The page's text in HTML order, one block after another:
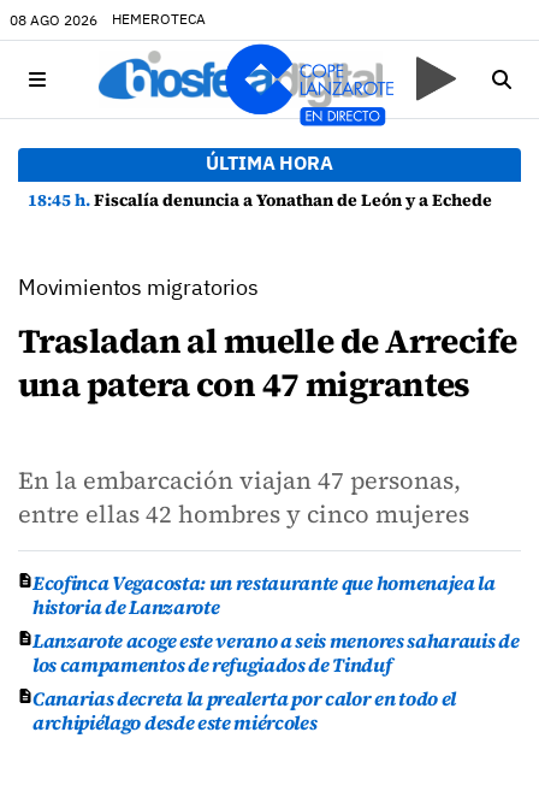
08 AGO 2026 HEMEROTECA
ÚLTIMA HORA
18:45 h.Fiscalía denuncia a Yonathan de León y a Echedey Eugenio por presuntas anomalías en contratos festivos
Movimientos migratorios
Trasladan al muelle de Arrecife
una patera con 47 migrantes
En la embarcación viajan 47 personas,
entre ellas 42 hombres y cinco mujeres
Ecofinca Vegacosta: un restaurante que homenajea la
historia de Lanzarote
Lanzarote acoge este verano a seis menores saharauis de
los campamentos de refugiados de Tinduf
Canarias decreta la prealerta por calor en todo el
archipiélago desde este miércoles